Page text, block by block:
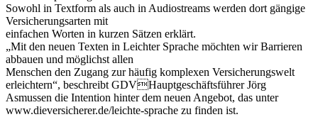
Sowohl in Textform als auch in Audiostreams werden dort gängige
Versicherungsarten mit
einfachen Worten in kurzen Sätzen erklärt.
„Mit den neuen Texten in Leichter Sprache möchten wir Barrieren
abbauen und möglichst allen
Menschen den Zugang zur häufig komplexen Versicherungswelt
erleichtern“, beschreibt GDVHauptgeschäftsführer Jörg
Asmussen die Intention hinter dem neuen Angebot, das unter
www.dieversicherer.de/leichte-sprache zu finden ist.